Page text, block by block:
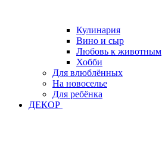
Кулинария
Вино и сыр
Любовь к животным
Хобби
Для влюблённых
На новоселье
Для ребёнка
ДЕКОР